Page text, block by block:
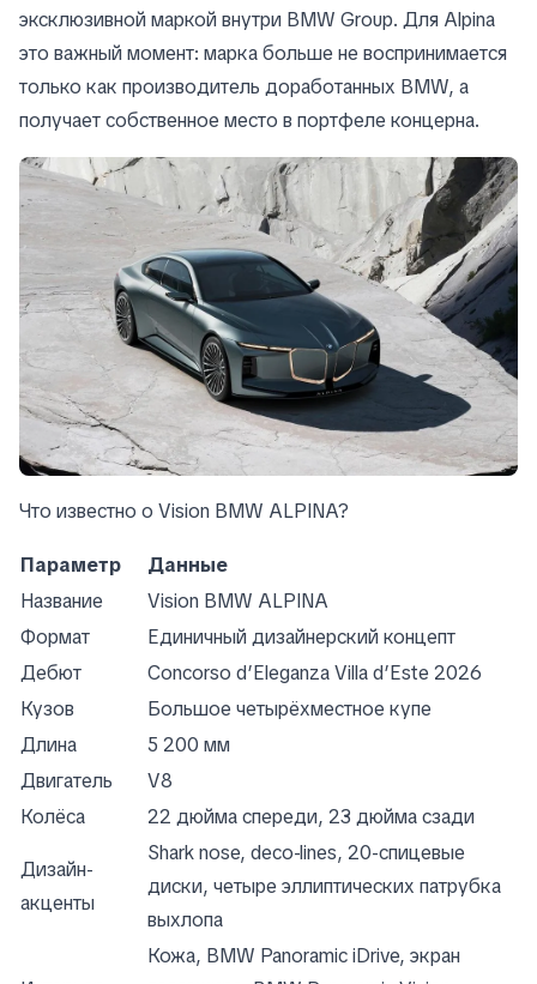
эксклюзивной маркой внутри BMW Group. Для Alpina
это важный момент: марка больше не воспринимается
только как производитель доработанных BMW, а
получает собственное место в портфеле концерна.
Что известно о Vision BMW ALPINA?
Параметр
Данные
Название
Vision BMW ALPINA
Формат
Единичный дизайнерский концепт
Дебют
Concorso d’Eleganza Villa d’Este 2026
Кузов
Большое четырёхместное купе
Длина
5 200 мм
Двигатель
V8
Колёса
22 дюйма спереди, 23 дюйма сзади
Дизайн-
акценты
Shark nose, deco-lines, 20-спицевые
диски, четыре эллиптических патрубка
выхлопа
Кожа, BMW Panoramic iDrive, экран